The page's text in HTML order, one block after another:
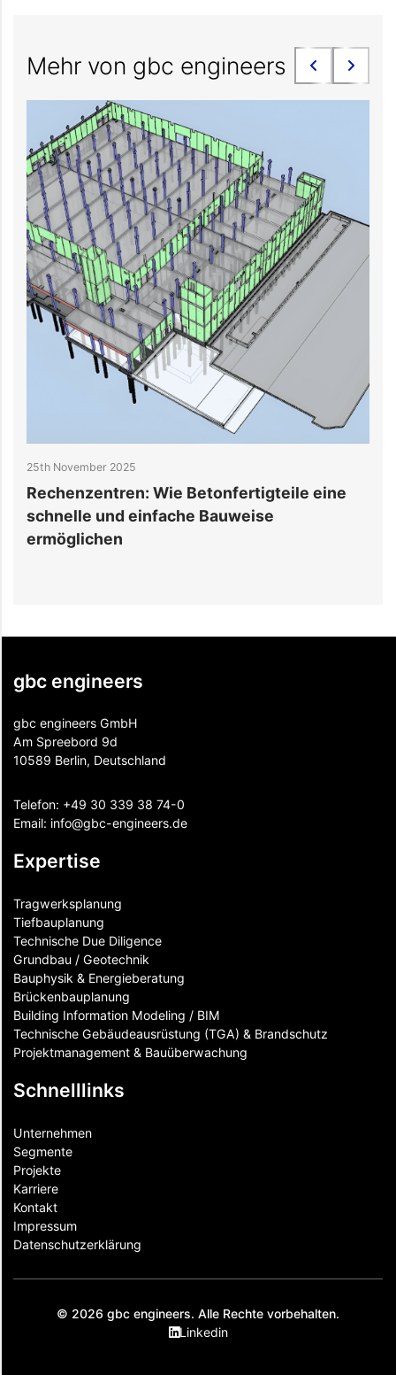
Mehr von gbc engineers
Wie Betonfertigteile eine
Bauweise
Kühlsysteme für
gbc engineers
gbc engineers GmbH
Am Spreebord 9d
10589 Berlin, Deutschland
Telefon: +49 30 339 38 74-0
Email: info@gbc-engineers.de
Expertise
Tragwerksplanung
Tiefbauplanung
Technische Due Diligence
Grundbau / Geotechnik
Bauphysik & Energieberatung
Brückenbauplanung
Building Information Modeling / BIM
Technische Gebäudeausrüstung (TGA) & Brandschutz
Projektmanagement & Bauüberwachung
Schnelllinks
Unternehmen
Segmente
Projekte
Karriere
Kontakt
Impressum
Datenschutzerklärung
© 2026 gbc engineers. Alle Rechte vorbehalten.
Linkedin